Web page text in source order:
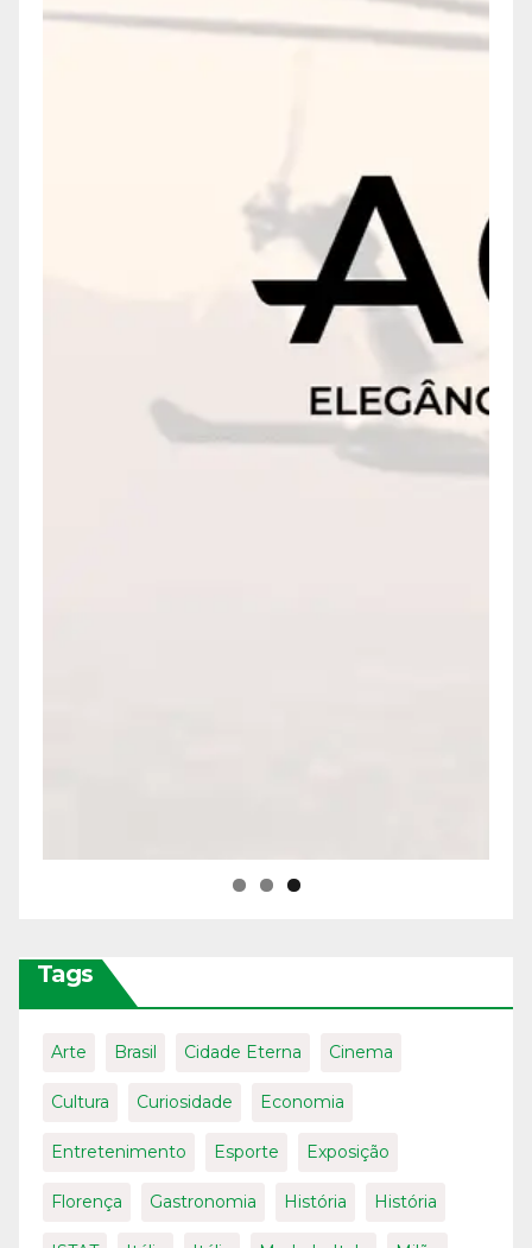
Tags
Arte Brasil Cidade Eterna Cinema
Cultura Curiosidade Economia
Entretenimento Esporte Exposição
Florença Gastronomia História História